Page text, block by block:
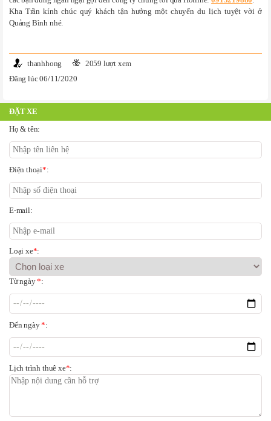
Kha Trần kính chúc quý khách tận hưởng một chuyến du lịch tuyệt vời ở
Quảng Bình nhé.
thanhhong
2059 lượt xem
Đăng lúc 06/11/2020
ĐẶT XE
Họ & tên:
Điện thoại*:
E-mail:
Loại xe*:
Từ ngày*:
Đến ngày*:
Lịch trình thuê xe*: